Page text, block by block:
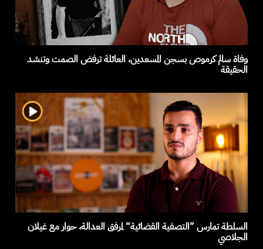
وفاة سالم كرموص بسجن المسعدين، العائلة ترفض الصمت وتنشد
الحقيقة
السلطة تمارس ”التصفية القضائية“ لمرفق العدالة، حوار مع غيلان
الجلاصي